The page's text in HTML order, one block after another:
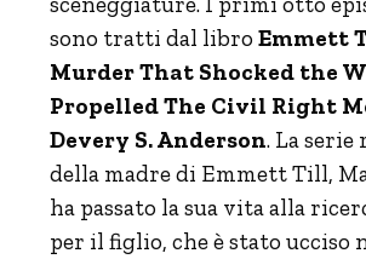
sono tratti dal libro Emmett
Murder That Shocked the
Propelled The Civil Right
Devery S. Anderson. La serie
della madre di Emmett Till,
ha passato la sua vita alla
per il figlio, che è stato ucciso